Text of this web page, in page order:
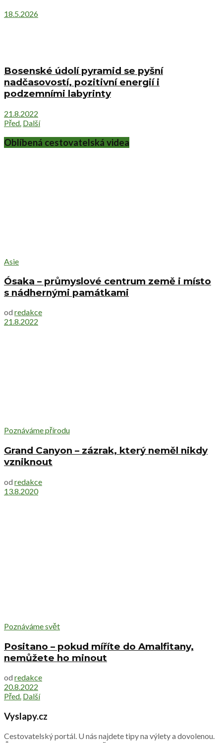
18.5.2026
Bosenské údolí pyramid se pyšní
nadčasovostí, pozitivní energií i
podzemními labyrinty
21.8.2022
Před. Další
Oblíbená cestovatelská videa
Asie
Ósaka – průmyslové centrum země i místo
s nádhernými památkami
od redakce
21.8.2022
Poznáváme přírodu
Grand Canyon – zázrak, který neměl nikdy
vzniknout
od redakce
13.8.2020
Poznáváme svět
Positano – pokud míříte do Amalfitany,
nemůžete ho minout
od redakce
20.8.2022
Před. Další
Vyslapy.cz
Cestovatelský portál. U nás najdete tipy na výlety a dovolenou.